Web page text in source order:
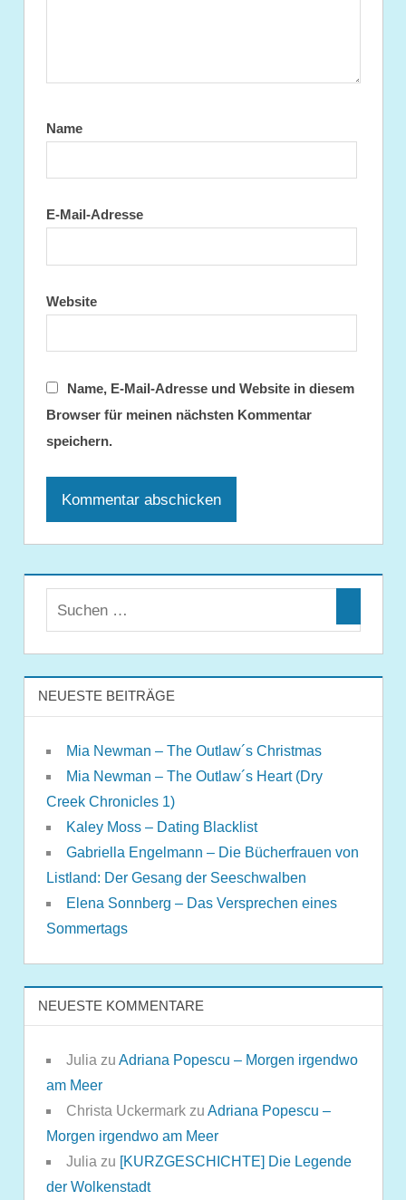
Name
E-Mail-Adresse
Website
Name, E-Mail-Adresse und Website in diesem
Browser für meinen nächsten Kommentar
speichern.
NEUESTE BEITRÄGE
Mia Newman – The Outlaw´s Christmas
Mia Newman – The Outlaw´s Heart (Dry
Creek Chronicles 1)
Kaley Moss – Dating Blacklist
Gabriella Engelmann – Die Bücherfrauen von
Listland: Der Gesang der Seeschwalben
Elena Sonnberg – Das Versprechen eines
Sommertags
NEUESTE KOMMENTARE
Julia zu Adriana Popescu – Morgen irgendwo
am Meer
Christa Uckermarkzu Adriana Popescu –
Morgen irgendwo am Meer
Julia zu [KURZGESCHICHTE] Die Legende
der Wolkenstadt